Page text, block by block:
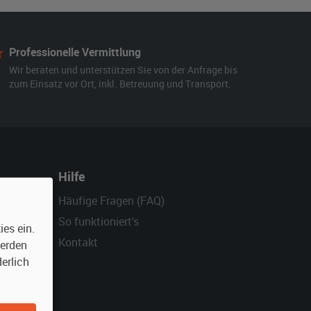
Professionelle Vermittlung
Wir beraten und unterstützen Sie von der Anfrage bis
zum Einsatz vor Ort, inkl. Betreuung und Transport.
Hilfe
Häufige Fragen (FAQ)
So funktioniert's
Kontakt
ein.